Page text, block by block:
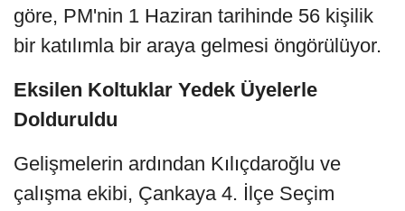
göre, PM'nin 1 Haziran tarihinde 56 kişilik
bir katılımla bir araya gelmesi öngörülüyor.
Eksilen Koltuklar Yedek Üyelerle
Dolduruldu
Gelişmelerin ardından Kılıçdaroğlu ve
çalışma ekibi, Çankaya 4. İlçe Seçim